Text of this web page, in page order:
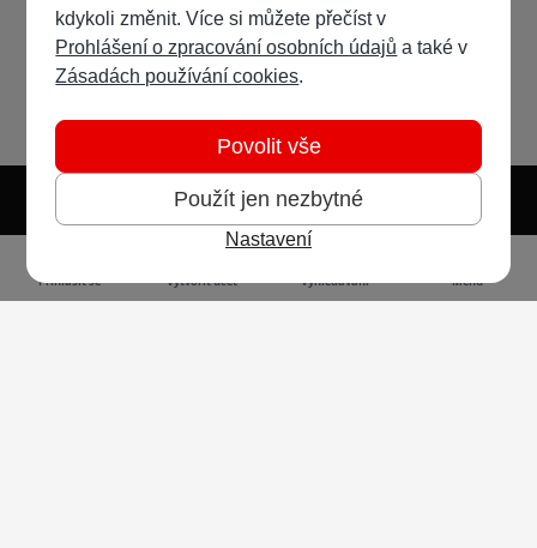
Světlý režim Předvolba systému
Přihlásit se Vytvořit účet Vyhledávání Menu
kdykoli změnit. Více si můžete přečíst v
Prohlášení o zpracování osobních údajů a také v
Zásadách používání cookies.
Použít jen nezbytné
Povolit vše
Nastavení